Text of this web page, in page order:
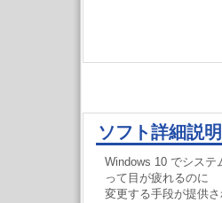
ソフト詳細説明
Windows 10 でシステ
って目が疲れるのに
変更する手段が提供さ